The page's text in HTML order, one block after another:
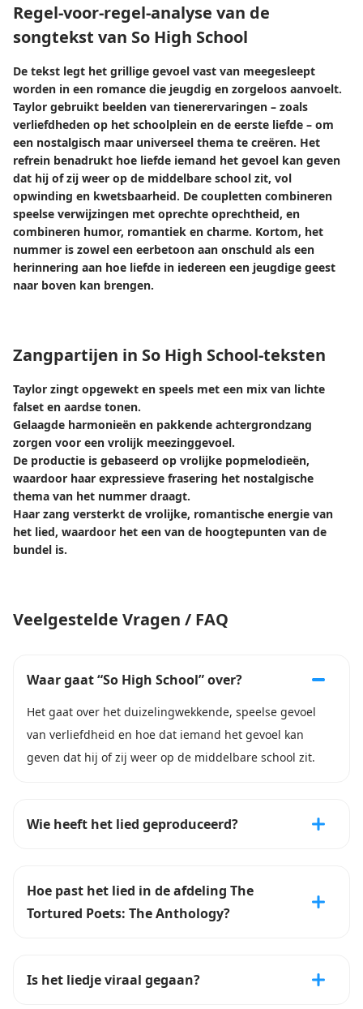
Regel-voor-regel-analyse van de
songtekst van So High School
De tekst legt het grillige gevoel vast van meegesleept
worden in een romance die jeugdig en zorgeloos aanvoelt.
Taylor gebruikt beelden van tienerervaringen – zoals
verliefdheden op het schoolplein en de eerste liefde – om
een ​​nostalgisch maar universeel thema te creëren. Het
refrein benadrukt hoe liefde iemand het gevoel kan geven
dat hij of zij weer op de middelbare school zit, vol
opwinding en kwetsbaarheid. De coupletten combineren
speelse verwijzingen met oprechte oprechtheid, en
combineren humor, romantiek en charme. Kortom, het
nummer is zowel een eerbetoon aan onschuld als een
herinnering aan hoe liefde in iedereen een jeugdige geest
naar boven kan brengen.
Zangpartijen in So High School-teksten
Taylor zingt opgewekt en speels met een mix van lichte
falset en aardse tonen.
Gelaagde harmonieën en pakkende achtergrondzang
zorgen voor een vrolijk meezinggevoel.
De productie is gebaseerd op vrolijke popmelodieën,
waardoor haar expressieve frasering het nostalgische
thema van het nummer draagt.
Haar zang versterkt de vrolijke, romantische energie van
het lied, waardoor het een van de hoogtepunten van de
bundel is.
Veelgestelde Vragen / FAQ
Waar gaat “So High School” over?
Het gaat over het duizelingwekkende, speelse gevoel
van verliefdheid en hoe dat iemand het gevoel kan
geven dat hij of zij weer op de middelbare school zit.
Wie heeft het lied geproduceerd?
Hoe past het lied in de afdeling The
Tortured Poets: The Anthology?
Is het liedje viraal gegaan?